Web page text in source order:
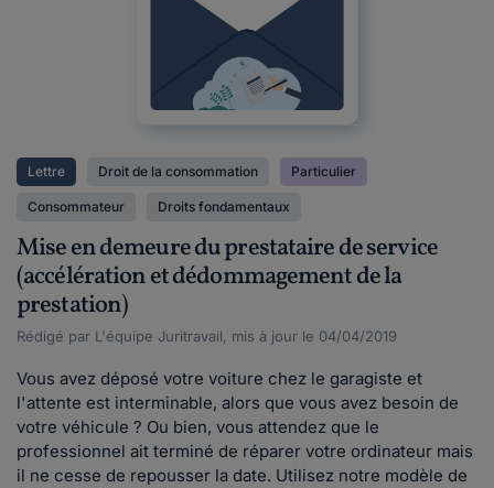
Lettre Droit de la consommation Particulier
Consommateur Droits fondamentaux
Mise en demeure du prestataire de service
(accélération et dédommagement de la
prestation)
Rédigé par L'équipe Juritravail, mis à jour le 04/04/2019
Vous avez déposé votre voiture chez le garagiste et
l'attente est interminable, alors que vous avez besoin de
votre véhicule ? Ou bien, vous attendez que le
professionnel ait terminé de réparer votre ordinateur mais
il ne cesse de repousser la date. Utilisez notre modèle de